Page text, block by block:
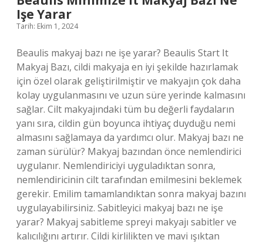
Işe Yarar
Tarih: Ekim 1, 2024
Beaulis makyaj bazı ne işe yarar? Beaulis Start It
Makyaj Bazı, cildi makyaja en iyi şekilde hazırlamak
için özel olarak geliştirilmiştir ve makyajın çok daha
kolay uygulanmasını ve uzun süre yerinde kalmasını
sağlar. Cilt makyajındaki tüm bu değerli faydaların
yanı sıra, cildin gün boyunca ihtiyaç duyduğu nemi
almasını sağlamaya da yardımcı olur. Makyaj bazı ne
zaman sürülür? Makyaj bazından önce nemlendirici
uygulanır. Nemlendiriciyi uyguladıktan sonra,
nemlendiricinin cilt tarafından emilmesini beklemek
gerekir. Emilim tamamlandıktan sonra makyaj bazını
uygulayabilirsiniz. Sabitleyici makyaj bazı ne işe
yarar? Makyaj sabitleme spreyi makyajı sabitler ve
kalıcılığını artırır. Cildi kirlilikten ve mavi ışıktan